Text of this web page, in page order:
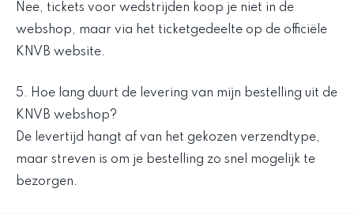
Nee, tickets voor wedstrijden koop je niet in de
webshop, maar via het ticketgedeelte op de officiële
KNVB website.
5. Hoe lang duurt de levering van mijn bestelling uit de
KNVB webshop?
De levertijd hangt af van het gekozen verzendtype,
maar streven is om je bestelling zo snel mogelijk te
bezorgen.